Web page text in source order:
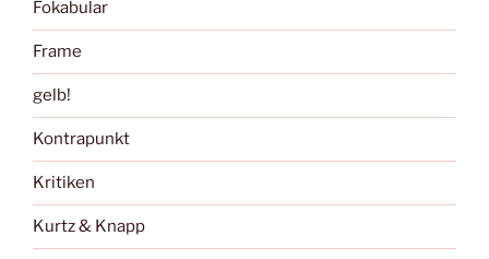
Fokabular
Frame
gelb!
Kontrapunkt
Kritiken
Kurtz & Knapp